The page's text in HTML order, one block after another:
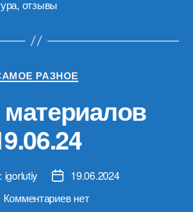
, отзывы
Рубрики
РАЗНОЕ
igorlutiy
Дата19.06.2024
Комментариевк
нет